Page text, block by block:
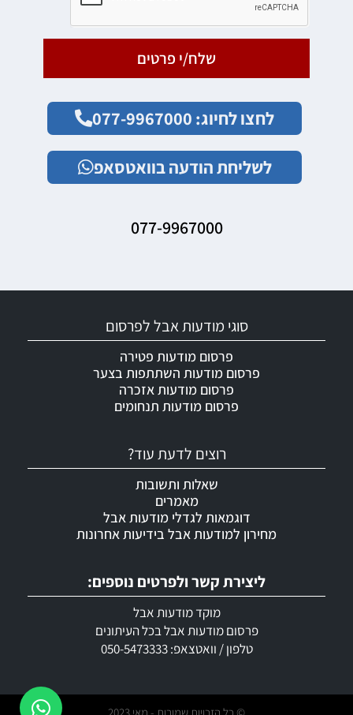
שלח/י פרטים
לחצו לחיוג: 077-9967000
לשליחת הודעה בוואטסאפ
077-9967000
ליצירת קשר ולפרטים נוספים:
מוקד מודעות אבל
פרסום מודעות אבל בכל העיתונים
טלפון / וואטצאפ: 050-5473333
רוצים לדעת עוד?
שאלות ותשובות
מאמרים
דוגמאות לגדלי מודעות אבל
מחירון למודעות אבל בידיעות אחרונות
סוגי מודעות אבל לפרסום
פרסום מודעות פטירה
פרסום מודעות השתתפות בצער
פרסום מודעות אזכרה
פרסום מודעות תנחומים